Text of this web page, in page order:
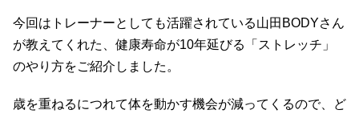
今回はトレーナーとしても活躍されている山田BODYさん
が教えてくれた、健康寿命が10年延びる「ストレッチ」
のやり方をご紹介しました。
歳を重ねるにつれて体を動かす機会が減ってくるので、ど